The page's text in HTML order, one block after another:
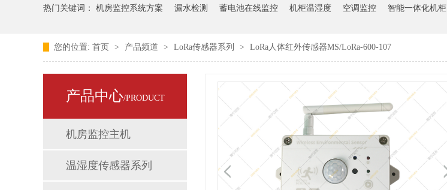
热门关键词： 机房监控系统方案 漏水检测 蓄电池在线监控 机柜温湿度 空调监控 智能一体化机柜
您的位置: 首页 > 产品频道 > LoRa传感器系列 > LoRa人体红外传感器MS/LoRa-600-107
产品中心/PRODUCT
机房监控主机
温湿度传感器系列